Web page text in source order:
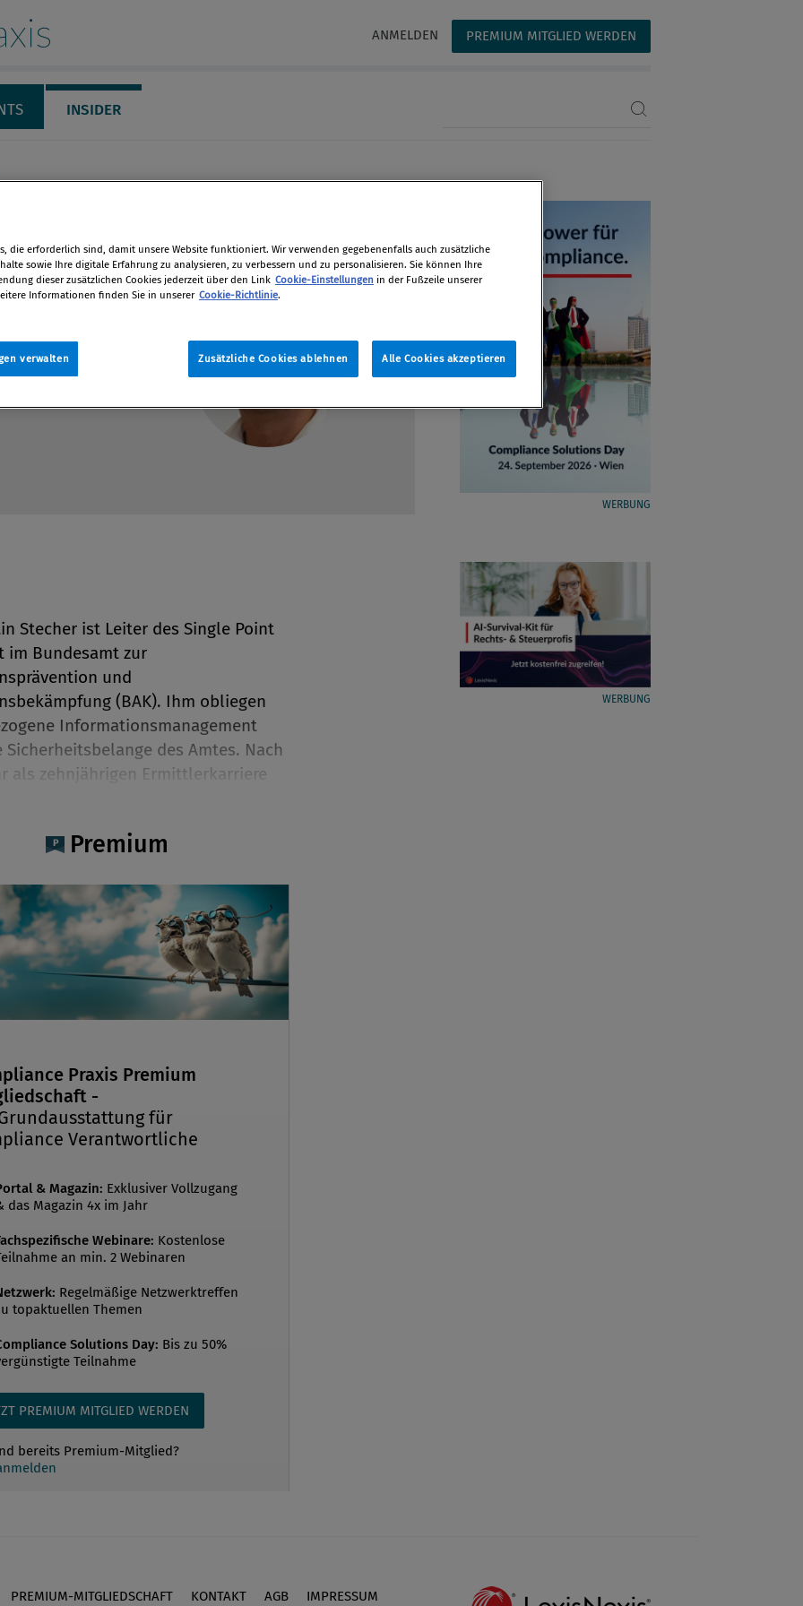
ANMELDEN PREMIUM MITGLIED WERDEN
INSIDER
Stecher ist Leiter des Single Point
im Bundesamt zur
und
(BAK). Ihm obliegen
Informationsmanagement
Sicherheitsbelange des Amtes. Nach
als zehnjährigen Ermittlerkarriere
das Studium der
Premium
Praxis Premium
-
für
Verantwortliche
& Magazin: Exklusiver Vollzugang
das Magazin 4x im Jahr
Webinare: Kostenlose
an min. 2 Webinaren
Regelmäßige Netzwerktreffen
topaktuellen Themen
Solutions Day: Bis zu 50%
Teilnahme
PREMIUM MITGLIED WERDEN
bereits Premium-Mitglied?
WERBUNG
WERBUNG
PREMIUM-MITGLIEDSCHAFT KONTAKT AGB IMPRESSUM
die erforderlich sind, damit unsere Website funktioniert. Wir verwenden gegebenenfalls auch zusätzliche
sowie Ihre digitale Erfahrung zu analysieren, zu verbessern und zu personalisieren. Sie können Ihre
dieser zusätzlichen Cookies jederzeit über den Link Cookie-Einstellungen in der Fußzeile unserer
Informationen finden Sie in unserer Cookie-Richtlinie.
Zusätzliche Cookies ablehnen Alle Cookies akzeptieren
verwalten